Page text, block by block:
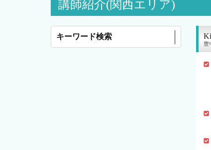
講師紹介(関西エリア)
豊
キーワード検索